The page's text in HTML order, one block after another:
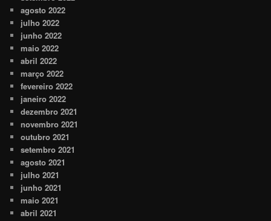
agosto 2022
julho 2022
junho 2022
maio 2022
abril 2022
março 2022
fevereiro 2022
janeiro 2022
dezembro 2021
novembro 2021
outubro 2021
setembro 2021
agosto 2021
julho 2021
junho 2021
maio 2021
abril 2021